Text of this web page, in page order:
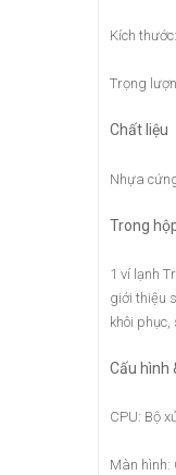
Kích
Trọng
Chất liệu
Nhựa
Trong
1 ví lạnh
giới thiệu
khôi phục,
Cấu hình
CPU: Bộ
Màn hình: